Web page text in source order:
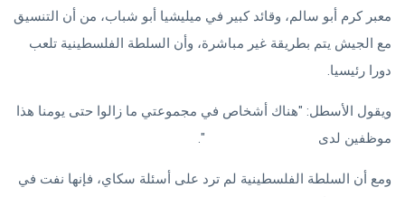
معبر كرم أبو سالم، وقائد كبير في ميليشيا أبو شباب، من أن التنسيق
مع الجيش يتم بطريقة غير مباشرة، وأن السلطة الفلسطينية تلعب
دورا رئيسيا.
ويقول الأسطل: "هناك أشخاص في مجموعتي ما زالوا حتى يومنا هذا
موظفين لدى
".
ومع أن السلطة الفلسطينية لم ترد على أسئلة سكاي، فإنها نفت في